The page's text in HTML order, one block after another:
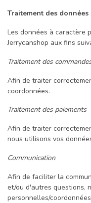
Traitement des
Les données à caractère
Jerrycanshop aux fins
Traitement des
Afin de traiter
coordonnées.
Traitement des paiements
Afin de traiter
nous utilisons vos
Communication
Afin de faciliter la
et/ou d'autres questions,
personnelles/